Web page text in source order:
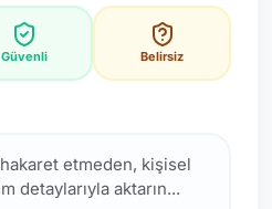
Güvenli Belirsiz